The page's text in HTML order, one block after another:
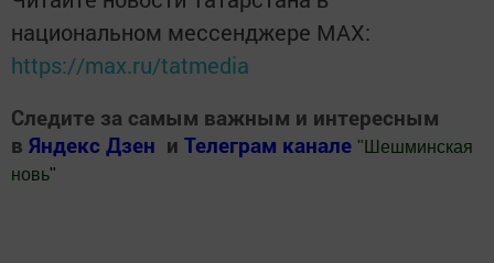
национальном мессенджере MАХ:
https://max.ru/tatmedia
Следите за самым важным и интересным
в Яндекс Дзен и Телеграм канале " Шешминская
новь"